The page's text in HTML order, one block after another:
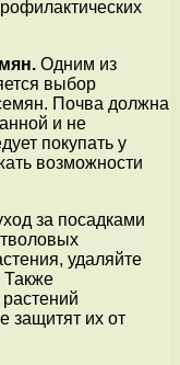
Одним из
выбор
Почва должна
и не
покупать у
возможности
за посадками
удаляйте
Также
защитят их от